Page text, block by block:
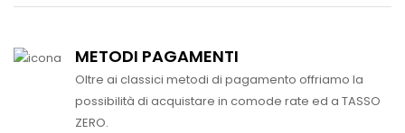
METODI PAGAMENTI
Oltre ai classici metodi di pagamento offriamo la
possibilità di acquistare in comode rate ed a TASSO
ZERO.